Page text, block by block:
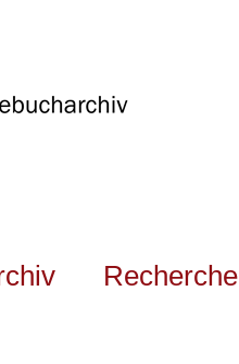
Recherche